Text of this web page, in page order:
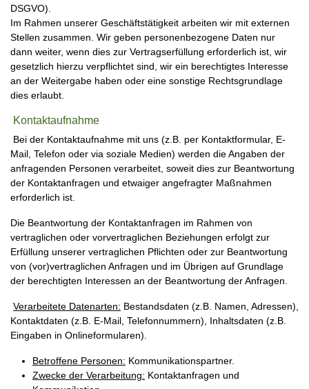
DSGVO).
Im Rahmen unserer Geschäftstätigkeit arbeiten wir mit externen
Stellen zusammen. Wir geben personenbezogene Daten nur
dann weiter, wenn dies zur Vertragserfüllung erforderlich ist, wir
gesetzlich hierzu verpflichtet sind, wir ein berechtigtes Interesse
an der Weitergabe haben oder eine sonstige Rechtsgrundlage
dies erlaubt.
Kontaktaufnahme
Bei der Kontaktaufnahme mit uns (z.B. per Kontaktformular, E-
Mail, Telefon oder via soziale Medien) werden die Angaben der
anfragenden Personen verarbeitet, soweit dies zur Beantwortung
der Kontaktanfragen und etwaiger angefragter Maßnahmen
erforderlich ist.
Die Beantwortung der Kontaktanfragen im Rahmen von
vertraglichen oder vorvertraglichen Beziehungen erfolgt zur
Erfüllung unserer vertraglichen Pflichten oder zur Beantwortung
von (vor)vertraglichen Anfragen und im Übrigen auf Grundlage
der berechtigten Interessen an der Beantwortung der Anfragen.
Verarbeitete Datenarten: Bestandsdaten (z.B. Namen, Adressen),
Kontaktdaten (z.B. E-Mail, Telefonnummern), Inhaltsdaten (z.B.
Eingaben in Onlineformularen).
Betroffene Personen: Kommunikationspartner.
Zwecke der Verarbeitung: Kontaktanfragen und